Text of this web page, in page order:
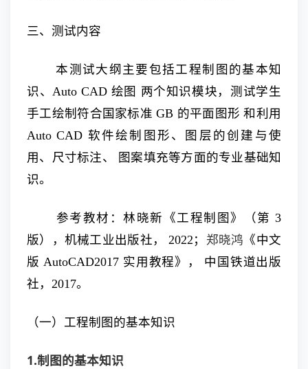
三、测试内容
本测试大纲主要包括工程制图的基本知
识、Auto CAD 绘图 两个知识模块，测试学生
手工绘制符合国家标准 GB 的平面图形 和利用
Auto CAD 软件绘制图形、图层的创建与使
用、尺寸标注、 图案填充等方面的专业基础知
识。
参考教材：林晓新《工程制图》（第 3
版），机械工业出版社， 2022； 郑晓鸿 《中文
版 AutoCAD2017 实用教程》， 中国铁道出版
社，2017。
（一）工程制图的基本知识
1.制图的基本知识